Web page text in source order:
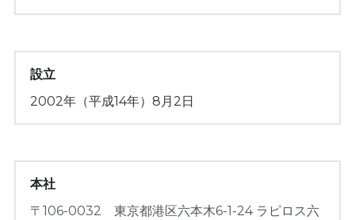
設立
2002年（平成14年）8月2日
本社
〒106-0032　東京都港区六本木6-1-24 ラピロス六